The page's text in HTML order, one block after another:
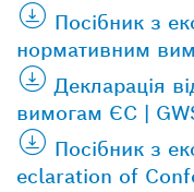
Посібник з
нормативним
Декларація
вимогам ЄС |
Посібник з
eclaration of